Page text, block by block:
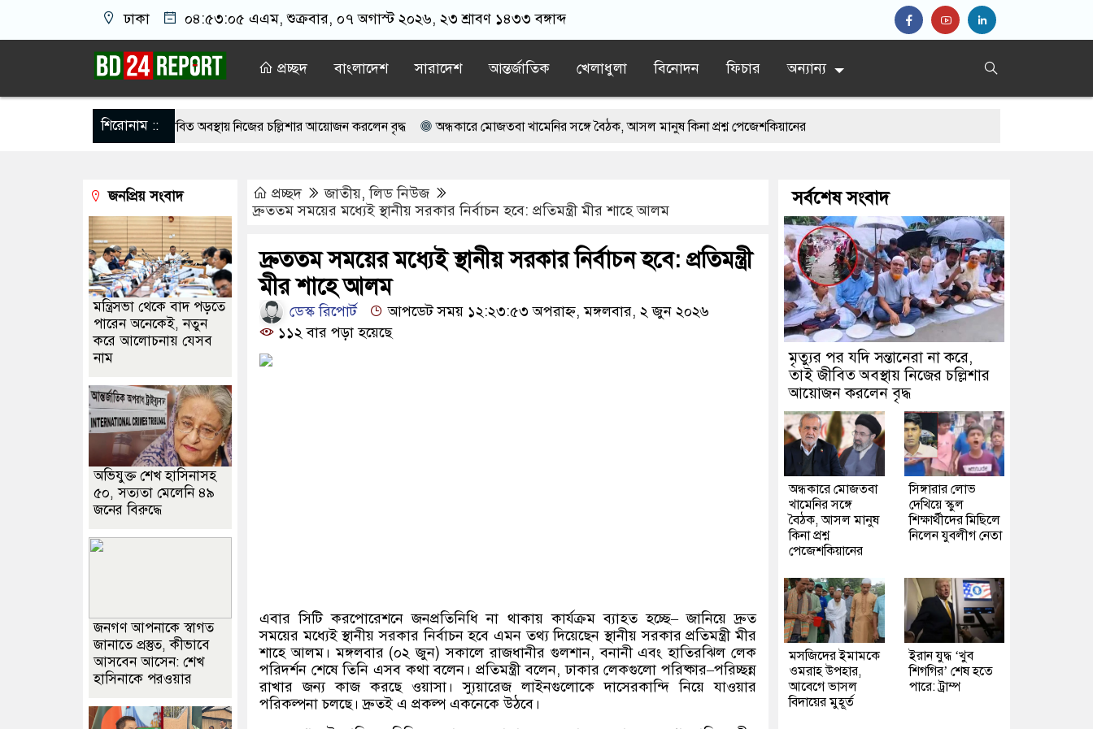
ঢাকা ০৪:৫৩:০৫ এএম, শুক্রবার, ০৭ অগাস্ট ২০২৬, ২৩ শ্রাবণ ১৪৩৩ বঙ্গাব্দ
প্রচ্ছদ বাংলাদেশ সারাদেশ আন্তর্জাতিক খেলাধুলা বিনোদন ফিচার অন্যান্য
শিরোনাম ::
না করে, তাই জীবিত অবস্থায় নিজের চল্লিশার আয়োজন করলেন বৃদ্ধ অন্ধকারে মোজতবা খামেনির সঙ্গে বৈঠক, আসল মানুষ কিনা প্রশ্ন পেজেশকিয়ানের
শেষ হতে পারে: ট্রাম্প কর্মীর স্ত্রীর সঙ্গে সম্পর্ক, দল থেকে বহিষ্কার জামায়াত নেতা
সরকারের সেনার ওপর হুতির ক্ষেপণাস্ত্র হামলা, নিহত বেড়ে ৫৮
হাইকমিশনারের বাসায় আগুন, স্ত্রীসহ আইসিইউতে
প্রচ্ছদ জাতীয়,লিড নিউজ
দ্রুততম সময়ের মধ্যেই স্থানীয় সরকার নির্বাচন হবে: প্রতিমন্ত্রী মীর শাহে আলম
দ্রুততম সময়ের মধ্যেই স্থানীয় সরকার নির্বাচন হবে: প্রতিমন্ত্রী
মীর শাহে আলম
ডেস্ক রিপোর্ট
আপডেট সময় ১২:২৩:৫৩ অপরাহ্ন, মঙ্গলবার, ২ জুন ২০২৬
১১২ বার পড়া হয়েছে
এবার সিটি করপোরেশনে জনপ্রতিনিধি না থাকায় কার্যক্রম ব্যাহত হচ্ছে–জানিয়ে দ্রুত
সময়ের মধ্যেই স্থানীয় সরকার নির্বাচন হবে এমন তথ্য দিয়েছেন স্থানীয় সরকার প্রতিমন্ত্রী মীর
শাহে আলম। মঙ্গলবার(০২ জুন)সকালে রাজধানীর গুলশান,বনানী এবং হাতিরঝিল লেক
পরিদর্শন শেষে তিনি এসব কথা বলেন। প্রতিমন্ত্রী বলেন,ঢাকার লেকগুলো পরিষ্কার–পরিচ্ছন্ন
রাখার জন্য কাজ করছে ওয়াসা। স্যুয়ারেজ লাইনগুলোকে দাসেরকান্দি নিয়ে যাওয়ার
পরিকল্পনা চলছে। দ্রুতই এ প্রকল্প একনেকে উঠবে।
জনপ্রিয় সংবাদ
মন্ত্রিসভা থেকে বাদ পড়তে
পারেন অনেকেই, নতুন
করে আলোচনায় যেসব
নাম
অভিযুক্ত শেখ হাসিনাসহ
৫০, সত্যতা মেলেনি ৪৯
জনের বিরুদ্ধে
জনগণ আপনাকে স্বাগত
জানাতে প্রস্তুত, কীভাবে
আসবেন আসেন: শেখ
হাসিনাকে পরওয়ার
সর্বশেষ সংবাদ
মৃত্যুর পর যদি সন্তানেরা না করে,
তাই জীবিত অবস্থায় নিজের চল্লিশার
আয়োজন করলেন বৃদ্ধ
অন্ধকারে মোজতবা
খামেনির সঙ্গে
বৈঠক, আসল মানুষ
কিনা প্রশ্ন
পেজেশকিয়ানের
সিঙ্গারার লোভ
দেখিয়ে স্কুল
শিক্ষার্থীদের মিছিলে
নিলেন যুবলীগ নেতা
মসজিদের ইমামকে
ওমরাহ উপহার,
আবেগে ভাসল
বিদায়ের মুহূর্ত
ইরান যুদ্ধ ‘খুব
শিগগির’ শেষ হতে
পারে: ট্রাম্প